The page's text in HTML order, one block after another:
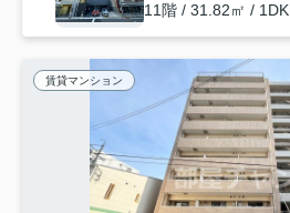
11階 / 31.82㎡ / 1DK
賃貸マンション